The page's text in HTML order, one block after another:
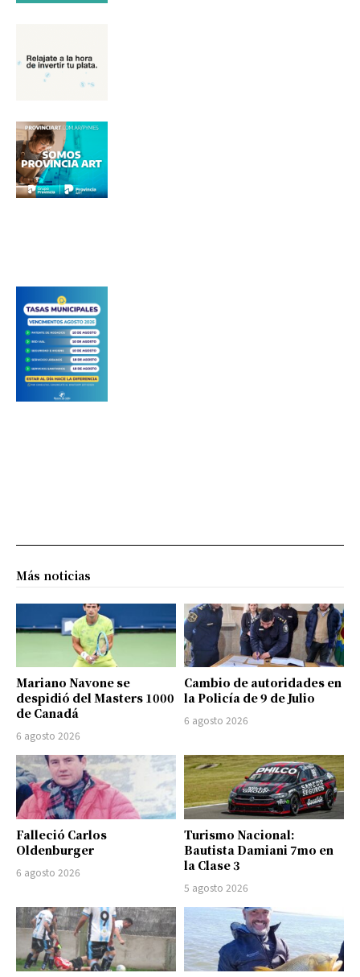
Más noticias
Mariano Navone se
despidió del Masters 1000
de Canadá
6 agosto 2026
Cambio de autoridades en
la Policía de 9 de Julio
6 agosto 2026
Falleció Carlos
Oldenburger
6 agosto 2026
Turismo Nacional:
Bautista Damiani 7mo en
la Clase 3
5 agosto 2026